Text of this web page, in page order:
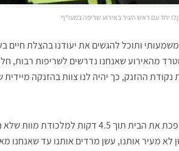
ותוכל להגשים את יעודנו בהצלת חיים
מהאירוע שאנחנו נדרשים לשריפות רבות,
ההזנק, כך יהיה לנו צוות בהזנקה
טפסר משנה דקלו הוסיף והסביר: "שריפה שפרצה בדירה הופכת את הבית
לא מעיר אותנו, עשן מרדים אותנו עד שאנחנו